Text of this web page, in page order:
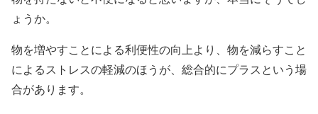
ょうか。
物を増やすことによる利便性の向上より、物を減らすこと
によるストレスの軽減のほうが、総合的にプラスという場
合があります。